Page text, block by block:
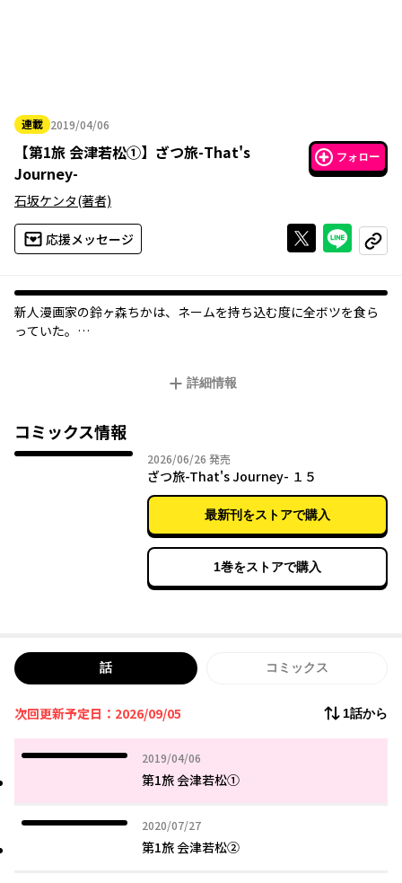
連載 2019/04/06
2019年04月06日
【第1旅 会津若松①】 ざつ旅-That's
Journey-
フォロー
石坂ケンタ(著者)
応援メッセージ Xで投稿する
ライン
コピー
新人漫画家の鈴ヶ森ちかは、ネームを持ち込む度に全ボツを食ら
っていた。
詳細情報
コミックス情報
2026/06/26 2026年06月26日
発売
ざつ旅-That's Journey- １５
最新刊をストアで購入
1巻をストアで購入
話 コミックス
次回更新予定日：2026/09/05 1話から
2019/04/06
2019年04月06日
第1旅 会津若松①
2020/07/27
2020年07月27日
第1旅 会津若松②